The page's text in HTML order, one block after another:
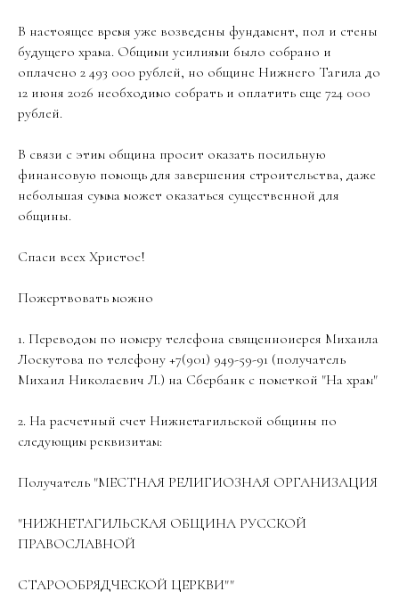
В настоящее время уже возведены фундамент, пол и стены
будущего храма. Общими усилиями было собрано и
оплачено 2 493 000 рублей, но общине Нижнего Тагила до
12 июня 2026 необходимо собрать и оплатить еще 724 000
рублей.
В связи с этим община просит оказать посильную
финансовую помощь для завершения строительства, даже
небольшая сумма может оказаться существенной для
общины.
Спаси всех Христос!
Пожертвовать можно
1. Переводом по номеру телефона священноиерея Михаила
Лоскутова по телефону +7(901) 949-59-91 (получатель
Михаил Николаевич Л.) на Сбербанк с пометкой "На храм"
2. На расчетный счет Нижнетагильской общины по
следующим реквизитам:
Получатель "МЕСТНАЯ РЕЛИГИОЗНАЯ ОРГАНИЗАЦИЯ
"НИЖНЕТАГИЛЬСКАЯ ОБЩИНА РУССКОЙ
ПРАВОСЛАВНОЙ
СТАРООБРЯДЧЕСКОЙ ЦЕРКВИ""